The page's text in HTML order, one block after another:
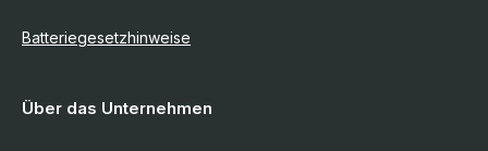
Batteriegesetzhinweise
Über das Unternehmen